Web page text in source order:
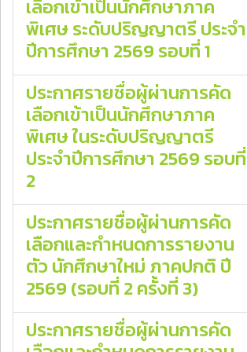
เลือกเข้าเป็นนักศึกษาภาค
พิเศษ ระดับปริญญาตรี ประจำ
ปีการศึกษา 2569 รอบที่ 1
ประกาศรายชื่อผู้ผ่านการคัด
เลือกเข้าเป็นนักศึกษาภาค
พิเศษ ในระดับปริญญาตรี
ประจำปีการศึกษา 2569 รอบที่
2
ประกาศรายชื่อผู้ผ่านการคัด
เลือกและกำหนดการรายงาน
ตัว นักศึกษาใหม่ ภาคปกติ ปี
2569 (รอบที่ 2 ครั้งที่ 3)
ประกาศรายชื่อผู้ผ่านการคัด